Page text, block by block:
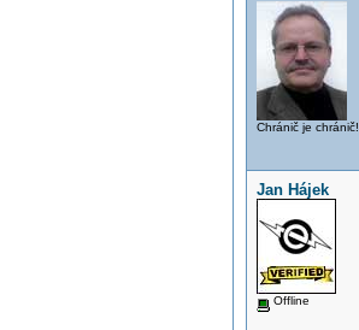
Chránič je chránič!
Jan Hájek
Offline